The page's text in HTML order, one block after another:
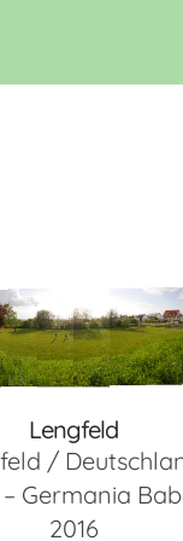
Lengfeld
/
Germania
2016